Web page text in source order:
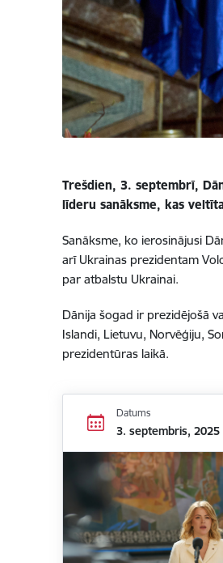
Trešdien, 3. septembrī,
līderu sanāksme, kas
Sanāksme, ko ierosinājusi
arī Ukrainas prezidentam
par atbalstu Ukrainai.
Dānija šogad ir prezidējošā
Islandi, Lietuvu, Norvēģiju,
prezidentūras laikā.
Datums
3. septembris, 2025